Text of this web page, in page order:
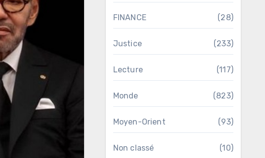
FINANCE (28)
Justice (233)
Lecture (117)
Monde (823)
Moyen-Orient (93)
Non classé (10)